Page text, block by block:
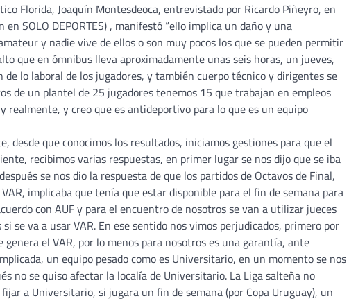
Florida, Joaquín Montesdeoca, entrevistado por Ricardo Piñeyro, en
SOLO DEPORTES) , manifestó “ello implica un daño y una
y nadie vive de ellos o son muy pocos los que se pueden permitir
que en ómnibus lleva aproximadamente unas seis horas, un jueves,
lo laboral de los jugadores, y también cuerpo técnico y dirigentes se
de un plantel de 25 jugadores tenemos 15 que trabajan en empleos
realmente, y creo que es antideportivo para lo que es un equipo
desde que conocimos los resultados, iniciamos gestiones para que el
recibimos varias respuestas, en primer lugar se nos dijo que se iba
se nos dio la respuesta de que los partidos de Octavos de Final,
implicaba que tenía que estar disponible para el fin de semana para
con AUF y para el encuentro de nosotros se van a utilizar jueces
se va a usar VAR. En ese sentido nos vimos perjudicados, primero por
el VAR, por lo menos para nosotros es una garantía, ante
un equipo pesado como es Universitario, en un momento se nos
no se quiso afectar la localía de Universitario. La Liga salteña no
a Universitario, si jugara un fin de semana (por Copa Uruguay), un